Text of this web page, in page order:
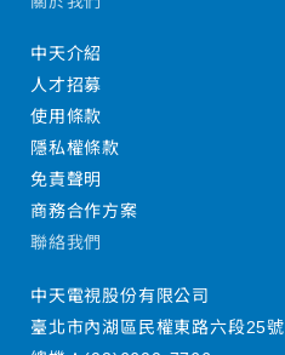
中天介紹
人才招募
使用條款
隱私權條款
免責聲明
商務合作方案
聯絡我們
中天電視股份有限公司
臺北市內湖區民權東路六段25號